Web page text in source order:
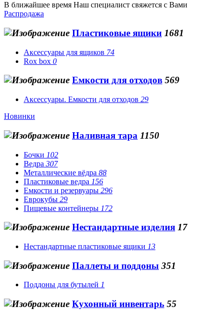
В ближайшее время Наш специалист свяжется с Вами
Распродажа
Пластиковые ящики 1681
Аксессуары для ящиков 74
Rox box 0
Емкости для отходов 569
Аксессуары. Емкости для отходов 29
Новинки
Наливная тара 1150
Бочки 102
Ведра 307
Металлические вёдра 88
Пластиковые ведра 156
Емкости и резервуары 296
Еврокубы 29
Пищевые контейнеры 172
Нестандартные изделия 17
Нестандартные пластиковые ящики 13
Паллеты и поддоны 351
Поддоны для бутылей 1
Кухонный инвентарь 55